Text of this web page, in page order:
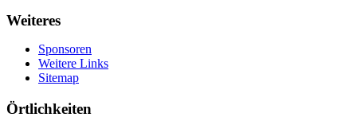
Weiteres
Sponsoren
Weitere Links
Sitemap
Örtlichkeiten